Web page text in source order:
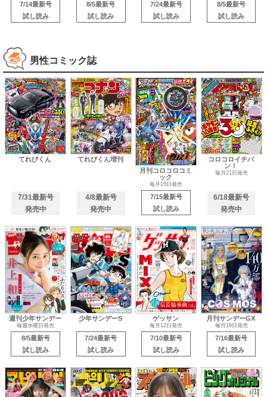
7/14最新号
試し読み
8/5最新号
試し読み
7/24最新号
試し読み
8/5最新号
試し読み
男性コミック誌
てれびくん
7/31最新号
発売中
てれびくん増刊
4/8最新号
発売中
月刊コロコロコミ
ック
毎月15日発売
7/15最新号
試し読み
コロコロイチバ
ン！
毎月21日発売
6/18最新号
発売中
週刊少年サンデー
毎週水曜日発売
8/5最新号
試し読み
少年サンデーS
7/24最新号
試し読み
ゲッサン
毎月12日発売
7/10最新号
試し読み
月刊サンデーGX
毎月19日発売
7/16最新号
試し読み